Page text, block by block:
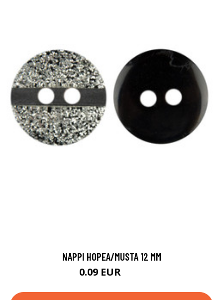
NAPPI HOPEA/MUSTA 12 MM
0.09 EUR